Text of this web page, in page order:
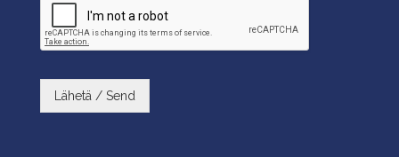
Lähetä / Send